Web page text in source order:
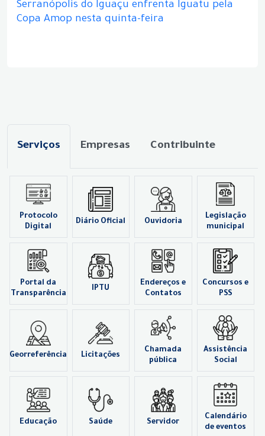
Serranópolis do Iguaçu enfrenta Iguatu pela
Copa Amop nesta quinta-feira
Serviços Empresas Contribuinte
Protocolo
Digital
Diário Oficial Ouvidoria
Legislação
municipal
Portal da
Transparência
IPTU
Endereços e
Contatos
Concursos e
PSS
Georreferência Licitações
Chamada
pública
Assistência
Social
Educação Saúde Servidor
Calendário
de eventos